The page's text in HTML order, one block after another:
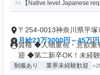
【Native level Japanese
〒254-0013神奈川県平塚
月給23万3000円～45万円
資格 ◆人物重視・意欲重
迎 ◆第二新卒OK！未経験
制服あり 業界未経験歓迎